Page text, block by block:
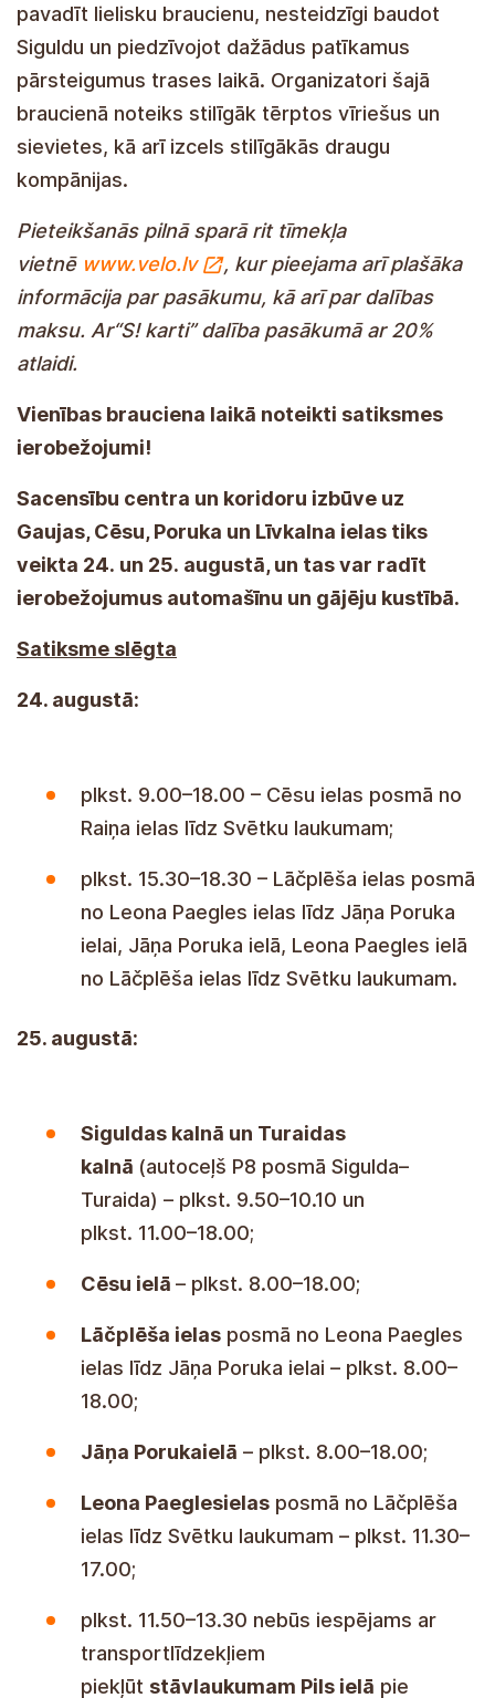
pavadīt lielisku braucienu, nesteidzīgi baudot
Siguldu un piedzīvojot dažādus patīkamus
pārsteigumus trases laikā. Organizatori šajā
braucienā noteiks stilīgāk tērptos vīriešus un
sievietes, kā arī izcels stilīgākās draugu
kompānijas.
Pieteikšanās pilnā sparā rit tīmekļa
vietnē www.velo.lv
, kur pieejama arī plašāka
informācija par pasākumu, kā arī par dalības
maksu. Ar“S! karti” dalība pasākumā ar 20%
atlaidi.
Vienības brauciena laikā noteikti satiksmes
ierobežojumi!
Sacensību centra un koridoru izbūve uz
Gaujas, Cēsu, Poruka un Līvkalna ielas tiks
veikta 24. un 25. augustā, un tas var radīt
ierobežojumus automašīnu un gājēju kustībā.
Satiksme slēgta
24. augustā:
plkst. 9.00–18.00 – Cēsu ielas posmā no
Raiņa ielas līdz Svētku laukumam;
plkst. 15.30–18.30 – Lāčplēša ielas posmā
no Leona Paegles ielas līdz Jāņa Poruka
ielai, Jāņa Poruka ielā, Leona Paegles ielā
no Lāčplēša ielas līdz Svētku laukumam.
25. augustā:
Siguldas kalnā un Turaidas
kalnā (autoceļš P8 posmā Sigulda–
Turaida) – plkst. 9.50–10.10 un
plkst. 11.00–18.00;
Cēsu ielā – plkst. 8.00–18.00;
Lāčplēša ielas posmā no Leona Paegles
ielas līdz Jāņa Poruka ielai – plkst. 8.00–
18.00;
Jāņa Porukaielā – plkst. 8.00–18.00;
Leona Paeglesielas posmā no Lāčplēša
ielas līdz Svētku laukumam – plkst. 11.30–
17.00;
plkst. 11.50–13.30 nebūs iespējams ar
transportlīdzekļiem
piekļūt stāvlaukumam Pils ielā pie